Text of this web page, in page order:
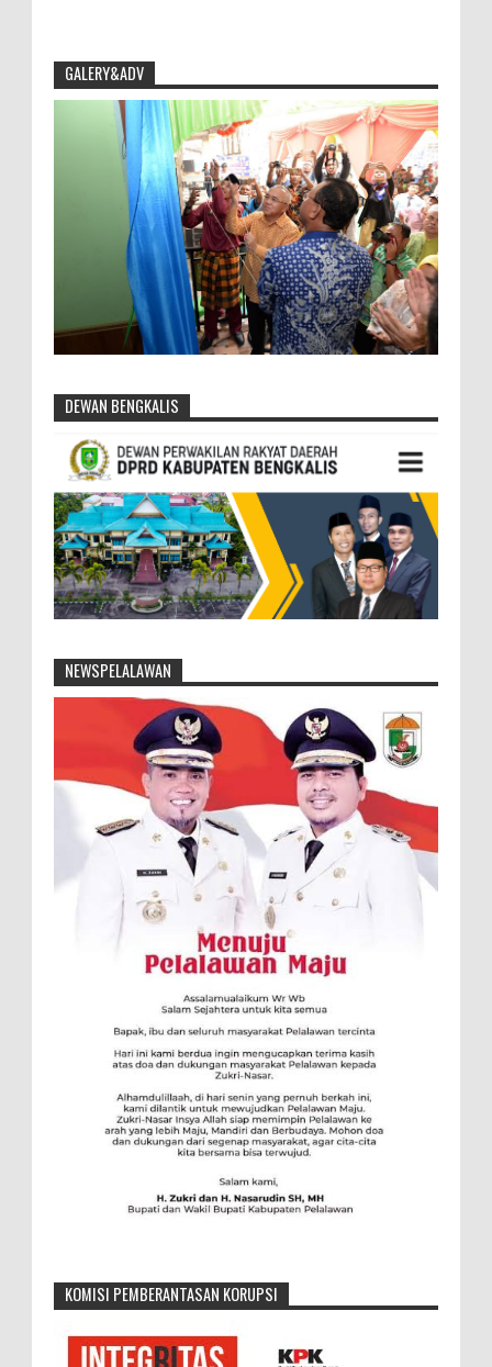
GALERY&ADV
DEWAN BENGKALIS
NEWSPELALAWAN
KOMISI PEMBERANTASAN KORUPSI